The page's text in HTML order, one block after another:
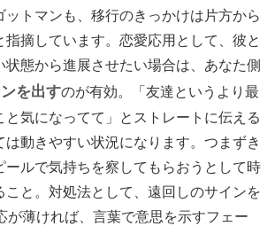
ットマンも、移行のきっかけは片方から
指摘しています。恋愛応用として、彼と
状態から進展させたい場合は、あなた側
を出すのが有効。「友達というより最
気になってて」とストレートに伝える
は動きやすい状況になります。つまずき
ールで気持ちを察してもらおうとして時
こと。対処法として、遠回しのサインを
が薄ければ、言葉で意思を示すフェー